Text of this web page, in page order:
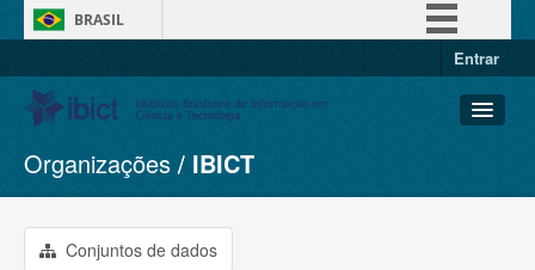
BRASIL
Entrar
Conjuntos de dados
Organizações
Grupos
Organizações IBICT
Conjuntos de dados